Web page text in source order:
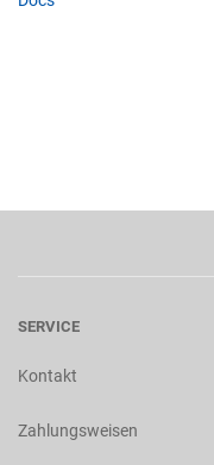
SERVICE
Kontakt
Zahlungsweisen